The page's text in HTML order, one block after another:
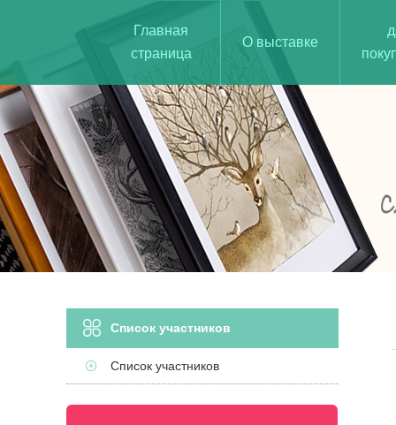
Главная
страница
О выставке
Список участников
Список участников